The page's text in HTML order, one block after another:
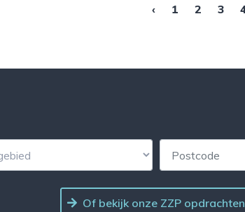
‹ 1 2 3
Of bekijk onze ZZP opdrachten